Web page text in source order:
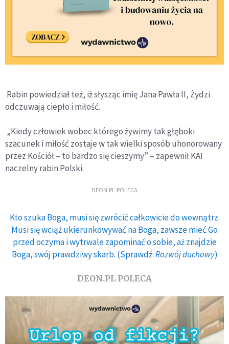
Rabin powiedział też, iż słysząc imię Jana Pawła II, Żydzi
odczuwają ciepło i miłość.
„Kiedy człowiek wobec którego żywimy tak głęboki
szacunek i miłość zostaje w tak wielki sposób uhonorowany
przez Kościół – to bardzo się cieszymy” – zapewnił KAI
naczelny rabin Polski.
DEON.PL POLECA
Kto szuka Boga, musi się zwrócić całkowicie do wewnątrz.
Musi się wciąż ukierunkowywać na Boga, zawsze mieć Go
przed oczyma i wytrwale zapominać o sobie, aż znajdzie
Boga, swój prawdziwy skarb. (Sprawdź:Rozwój duchowy)
DEON.PL POLECA